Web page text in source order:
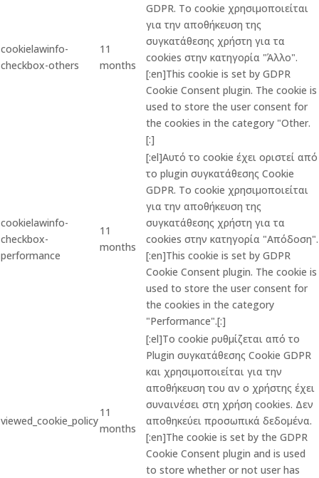
cookielawinfo-
checkbox-others
11
months
GDPR. Το cookie χρησιμοποιείται
για την αποθήκευση της
συγκατάθεσης χρήστη για τα
cookies στην κατηγορία "Άλλο".
[:en]This cookie is set by GDPR
Cookie Consent plugin. The cookie is
used to store the user consent for
the cookies in the category "Other.
[:]
cookielawinfo-
checkbox-
performance
11
months
[:el]Αυτό το cookie έχει οριστεί από
το plugin συγκατάθεσης Cookie
GDPR. Το cookie χρησιμοποιείται
για την αποθήκευση της
συγκατάθεσης χρήστη για τα
cookies στην κατηγορία "Απόδοση".
[:en]This cookie is set by GDPR
Cookie Consent plugin. The cookie is
used to store the user consent for
the cookies in the category
"Performance".[:]
viewed_cookie_policy
11
months
[:el]Το cookie ρυθμίζεται από το
Plugin συγκατάθεσης Cookie GDPR
και χρησιμοποιείται για την
αποθήκευση του αν ο χρήστης έχει
συναινέσει στη χρήση cookies. Δεν
αποθηκεύει προσωπικά δεδομένα.
[:en]The cookie is set by the GDPR
Cookie Consent plugin and is used
to store whether or not user has